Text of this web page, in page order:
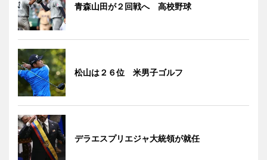
青森山田が２回戦へ 高校野球
松山は２６位 米男子ゴルフ
デラエスプリエジャ大統領が就任